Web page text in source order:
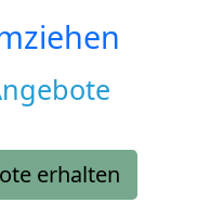
erhalten